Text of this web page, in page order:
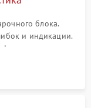
блока.
и индикации.
на слух.
для выявления